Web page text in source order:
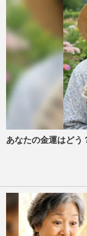
あなたの金運はどう